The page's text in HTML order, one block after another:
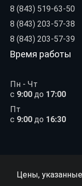
8 (843) 519-63-50
8 (843) 203-57-38
8 (843) 203-57-39
Время работы
Пн - Чт
с 9:00 до 17:00
Пт
с 9:00 до 16:30
Цены,